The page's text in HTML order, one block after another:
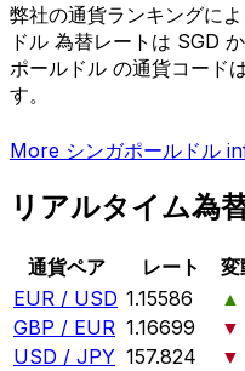
弊社の通貨ランキングに
ドル 為替レートは SGD
ポールドル の通貨コード
す。
More シンガポールドル
リアルタイム為
通貨ペア レート
変
EUR / USD 1.15586
▲
GBP / EUR 1.16699
▼
USD / JPY 157.824
▼